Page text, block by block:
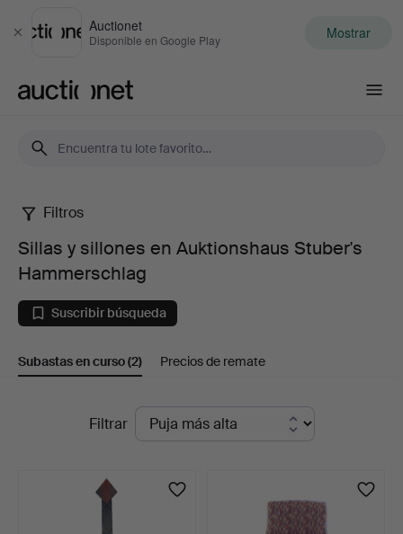
Cerrar
Auctionet
Disponible en Google Play Mostrar
Sillas
sillones
en
Stuber's
Hammerschlag
Filtros
Sillas y sillones en Auktionshaus Stuber's
Hammerschlag
Suscribir búsqueda
Subastas en curso(2) Precios de remate
SubastasFiltrar